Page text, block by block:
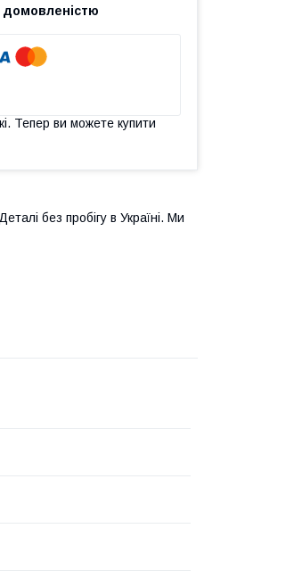
домовленістю
Тепер ви можете купити
без пробігу в Україні. Ми